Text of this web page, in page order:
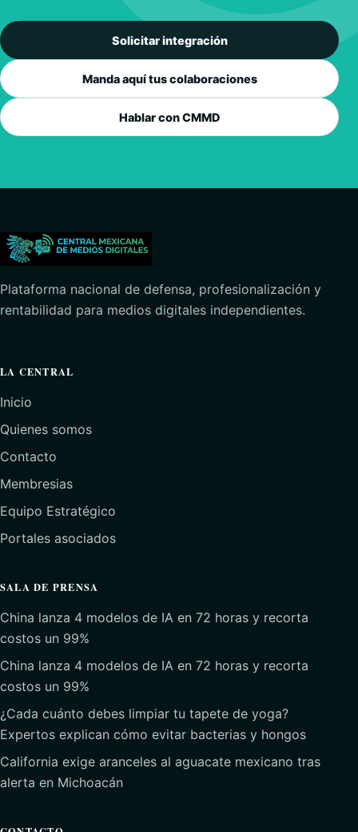
Solicitar integración
Manda aquí tus colaboraciones
Hablar con CMMD
Plataforma nacional de defensa, profesionalización y
rentabilidad para medios digitales independientes.
LA CENTRAL
Inicio
Quienes somos
Contacto
Membresias
Equipo Estratégico
Portales asociados
SALA DE PRENSA
China lanza 4 modelos de IA en 72 horas y recorta
costos un 99%
China lanza 4 modelos de IA en 72 horas y recorta
costos un 99%
¿Cada cuánto debes limpiar tu tapete de yoga?
Expertos explican cómo evitar bacterias y hongos
California exige aranceles al aguacate mexicano tras
alerta en Michoacán